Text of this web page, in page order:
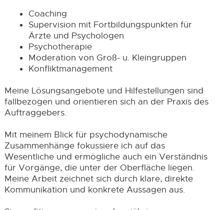
Coaching
Supervision mit Fortbildungspunkten für
Ärzte und Psychologen
Psychotherapie
Moderation von Groß- u. Kleingruppen
Konfliktmanagement
Meine Lösungsangebote und Hilfestellungen sind
fallbezogen und orientieren sich an der Praxis des
Auftraggebers.
Mit meinem Blick für psychodynamische
Zusammenhänge fokussiere ich auf das
Wesentliche und ermögliche auch ein Verständnis
für Vorgänge, die unter der Oberfläche liegen.
Meine Arbeit zeichnet sich durch klare, direkte
Kommunikation und konkrete Aussagen aus.